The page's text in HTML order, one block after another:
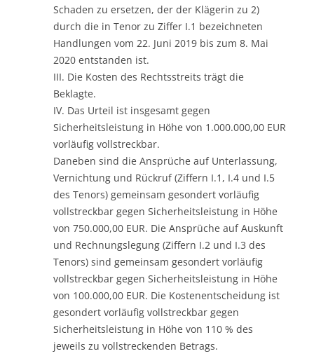
Schaden zu ersetzen, der der Klägerin zu 2)
durch die in Tenor zu Ziffer I.1 bezeichneten
Handlungen vom 22. Juni 2019 bis zum 8. Mai
2020 entstanden ist.
III. Die Kosten des Rechtsstreits trägt die
Beklagte.
IV. Das Urteil ist insgesamt gegen
Sicherheitsleistung in Höhe von 1.000.000,00 EUR
vorläufig vollstreckbar.
Daneben sind die Ansprüche auf Unterlassung,
Vernichtung und Rückruf (Ziffern I.1, I.4 und I.5
des Tenors) gemeinsam gesondert vorläufig
vollstreckbar gegen Sicherheitsleistung in Höhe
von 750.000,00 EUR. Die Ansprüche auf Auskunft
und Rechnungslegung (Ziffern I.2 und I.3 des
Tenors) sind gemeinsam gesondert vorläufig
vollstreckbar gegen Sicherheitsleistung in Höhe
von 100.000,00 EUR. Die Kostenentscheidung ist
gesondert vorläufig vollstreckbar gegen
Sicherheitsleistung in Höhe von 110 % des
jeweils zu vollstreckenden Betrags.